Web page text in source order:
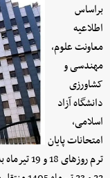
براساس
اطلاعیه
معاونت علوم،
مهندسی و
کشاورزی
دانشگاه آزاد
اسلامی،
امتحانات پایان
ترم